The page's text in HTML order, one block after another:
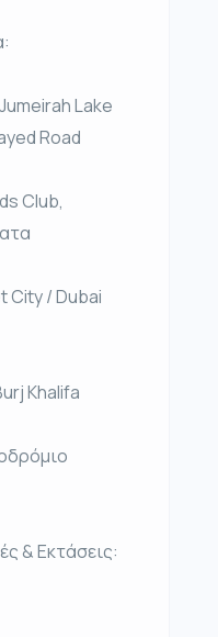
Lake
Road
Club,
City / Dubai
Khalifa
& Εκτάσεις: